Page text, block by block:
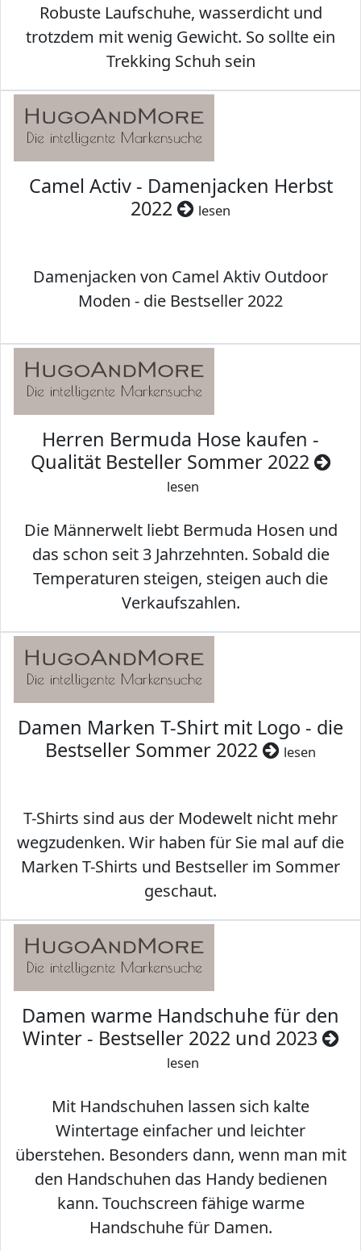
Robuste Laufschuhe, wasserdicht und
trotzdem mit wenig Gewicht. So sollte ein
Trekking Schuh sein
Camel Activ - Damenjacken Herbst
2022
lesen
Damenjacken von Camel Aktiv Outdoor
Moden - die Bestseller 2022
Herren Bermuda Hose kaufen -
Qualität Besteller Sommer 2022
lesen
Die Männerwelt liebt Bermuda Hosen und
das schon seit 3 Jahrzehnten. Sobald die
Temperaturen steigen, steigen auch die
Verkaufszahlen.
Damen Marken T-Shirt mit Logo - die
Bestseller Sommer 2022
lesen
T-Shirts sind aus der Modewelt nicht mehr
wegzudenken. Wir haben für Sie mal auf die
Marken T-Shirts und Bestseller im Sommer
geschaut.
Damen warme Handschuhe für den
Winter - Bestseller 2022 und 2023
lesen
Mit Handschuhen lassen sich kalte
Wintertage einfacher und leichter
überstehen. Besonders dann, wenn man mit
den Handschuhen das Handy bedienen
kann. Touchscreen fähige warme
Handschuhe für Damen.